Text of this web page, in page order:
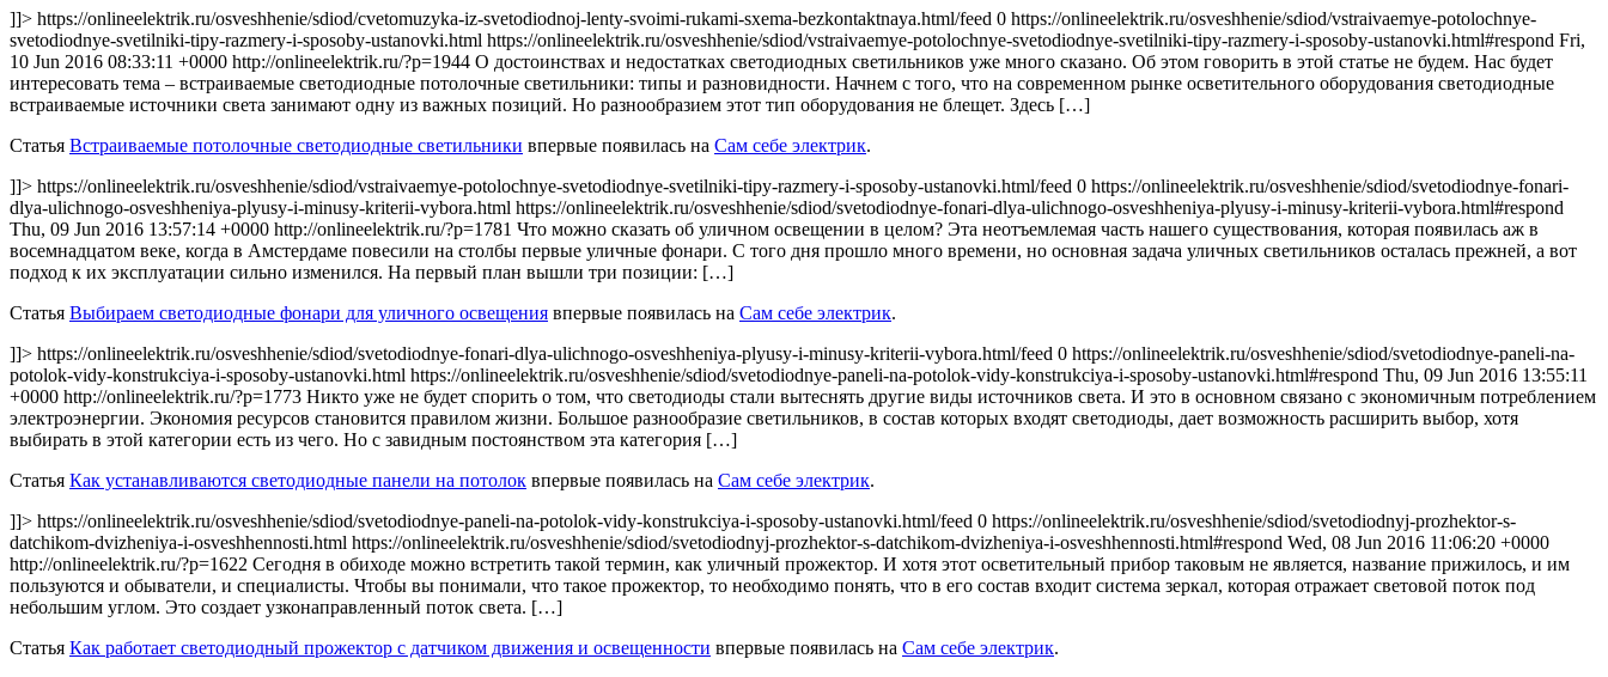
]]> https://onlineelektrik.ru/osveshhenie/sdiod/cvetomuzyka-iz-svetodiodnoj-lenty-svoimi-rukami-sxema-bezkontaktnaya.html/feed 0 https://onlineelektrik.ru/osveshhenie/sdiod/vstraivaemye-potolochnye-
svetodiodnye-svetilniki-tipy-razmery-i-sposoby-ustanovki.html https://onlineelektrik.ru/osveshhenie/sdiod/vstraivaemye-potolochnye-svetodiodnye-svetilniki-tipy-razmery-i-sposoby-ustanovki.html#respond Fri,
10 Jun 2016 08:33:11 +0000 http://onlineelektrik.ru/?p=1944 О достоинствах и недостатках светодиодных светильников уже много сказано. Об этом говорить в этой статье не будем. Нас будет
интересовать тема – встраиваемые светодиодные потолочные светильники: типы и разновидности. Начнем с того, что на современном рынке осветительного оборудования светодиодные
встраиваемые источники света занимают одну из важных позиций. Но разнообразием этот тип оборудования не блещет. Здесь […]
Статья Встраиваемые потолочные светодиодные светильники впервые появилась на Сам себе электрик.
]]> https://onlineelektrik.ru/osveshhenie/sdiod/vstraivaemye-potolochnye-svetodiodnye-svetilniki-tipy-razmery-i-sposoby-ustanovki.html/feed 0 https://onlineelektrik.ru/osveshhenie/sdiod/svetodiodnye-fonari-
dlya-ulichnogo-osveshheniya-plyusy-i-minusy-kriterii-vybora.html https://onlineelektrik.ru/osveshhenie/sdiod/svetodiodnye-fonari-dlya-ulichnogo-osveshheniya-plyusy-i-minusy-kriterii-vybora.html#respond
Thu, 09 Jun 2016 13:57:14 +0000 http://onlineelektrik.ru/?p=1781 Что можно сказать об уличном освещении в целом? Эта неотъемлемая часть нашего существования, которая появилась аж в
восемнадцатом веке, когда в Амстердаме повесили на столбы первые уличные фонари. С того дня прошло много времени, но основная задача уличных светильников осталась прежней, а вот
подход к их эксплуатации сильно изменился. На первый план вышли три позиции: […]
Статья Выбираем светодиодные фонари для уличного освещения впервые появилась на Сам себе электрик.
]]> https://onlineelektrik.ru/osveshhenie/sdiod/svetodiodnye-fonari-dlya-ulichnogo-osveshheniya-plyusy-i-minusy-kriterii-vybora.html/feed 0 https://onlineelektrik.ru/osveshhenie/sdiod/svetodiodnye-paneli-na-
potolok-vidy-konstrukciya-i-sposoby-ustanovki.html https://onlineelektrik.ru/osveshhenie/sdiod/svetodiodnye-paneli-na-potolok-vidy-konstrukciya-i-sposoby-ustanovki.html#respond Thu, 09 Jun 2016 13:55:11
+0000 http://onlineelektrik.ru/?p=1773 Никто уже не будет спорить о том, что светодиоды стали вытеснять другие виды источников света. И это в основном связано с экономичным потреблением
электроэнергии. Экономия ресурсов становится правилом жизни. Большое разнообразие светильников, в состав которых входят светодиоды, дает возможность расширить выбор, хотя
выбирать в этой категории есть из чего. Но с завидным постоянством эта категория […]
Статья Как устанавливаются светодиодные панели на потолок впервые появилась на Сам себе электрик.
]]> https://onlineelektrik.ru/osveshhenie/sdiod/svetodiodnye-paneli-na-potolok-vidy-konstrukciya-i-sposoby-ustanovki.html/feed 0 https://onlineelektrik.ru/osveshhenie/sdiod/svetodiodnyj-prozhektor-s-
datchikom-dvizheniya-i-osveshhennosti.html https://onlineelektrik.ru/osveshhenie/sdiod/svetodiodnyj-prozhektor-s-datchikom-dvizheniya-i-osveshhennosti.html#respond Wed, 08 Jun 2016 11:06:20 +0000
http://onlineelektrik.ru/?p=1622 Сегодня в обиходе можно встретить такой термин, как уличный прожектор. И хотя этот осветительный прибор таковым не является, название прижилось, и им
пользуются и обыватели, и специалисты. Чтобы вы понимали, что такое прожектор, то необходимо понять, что в его состав входит система зеркал, которая отражает световой поток под
небольшим углом. Это создает узконаправленный поток света. […]
Статья Как работает светодиодный прожектор с датчиком движения и освещенности впервые появилась на Сам себе электрик.